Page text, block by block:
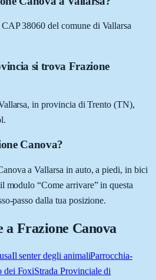
38060 del comune di Vallarsa
si trova Frazione
in provincia di Trento (TN),
Canova?
a Vallarsa in auto, a piedi, in bici
modulo “Come arrivare” in questa
passo dalla tua posizione.
a Frazione Canova
Il senter degli animaliParrocchia-
dei FoxiStrada Provinciale di